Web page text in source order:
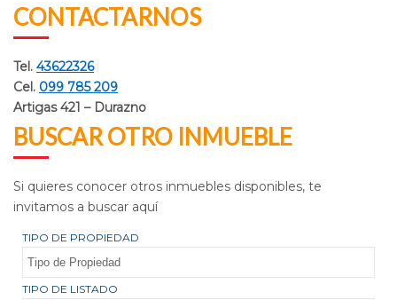
CONTACTARNOS
Tel. 43622326
Cel. 099 785 209
Artigas 421 – Durazno
BUSCAR OTRO INMUEBLE
Si quieres conocer otros inmuebles disponibles, te
invitamos a buscar aquí
TIPO DE PROPIEDAD
TIPO DE LISTADO